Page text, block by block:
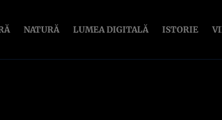
NATURĂ LUMEA DIGITALĂ ISTORIE